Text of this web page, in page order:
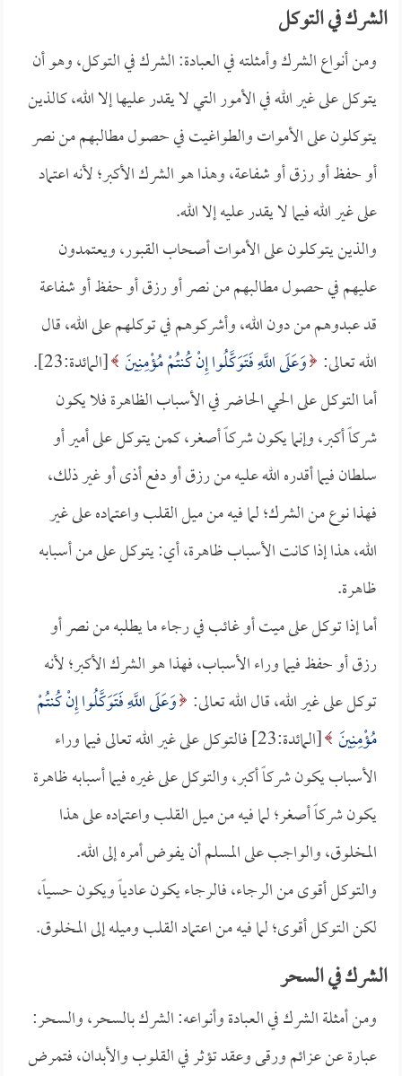
الشرك في التوكل
ومن أنواع الشرك وأمثلته في العبادة: الشرك في التوكل، وهو أن
يتوكل على غير الله في الأمور التي لا يقدر عليها إلا الله، كالذين
يتوكلون على الأموات والطواغيت في حصول مطالبهم من نصر
أو حفظ أو رزق أو شفاعة، وهذا هو الشرك الأكبر؛ لأنه اعتماد
على غير الله فيما لا يقدر عليه إلا الله.
والذين يتوكلون على الأموات أصحاب القبور، ويعتمدون
عليهم في حصول مطالبهم من نصر أو رزق أو حفظ أو شفاعة
قد عبدوهم من دون الله، وأشركوهم في توكلهم على الله، قال
الله تعالى: وَعَلَى اللَّهِ فَتَوَكَّلُوا إِنْ كُنتُمْ مُؤْمِنِينَ [المائدة:23].
أما التوكل على الحي الحاضر في الأسباب الظاهرة فلا يكون
شركاً أكبر، وإنما يكون شركاً أصغر، كمن يتوكل على أمير أو
سلطان فيما أقدره الله عليه من رزق أو دفع أذى أو غير ذلك،
فهذا نوع من الشرك؛ لما فيه من ميل القلب واعتماده على غير
الله، هذا إذا كانت الأسباب ظاهرة، أي: يتوكل على من أسبابه
ظاهرة.
أما إذا توكل على ميت أو غائب في رجاء ما يطلبه من نصر أو
رزق أو حفظ فيما وراء الأسباب، فهذا هو الشرك الأكبر؛ لأنه
توكل على غير الله، قال الله تعالى: وَعَلَى اللَّهِ فَتَوَكَّلُوا إِنْ كُنتُمْ
مُؤْمِنِينَ
[المائدة:23] فالتوكل على غير الله تعالى فيما وراء
الأسباب يكون شركاً أكبر، والتوكل على غيره فيما أسبابه ظاهرة
يكون شركاً أصغر؛ لما فيه من ميل القلب واعتماده على هذا
المخلوق، والواجب على المسلم أن يفوض أمره إلى الله.
والتوكل أقوى من الرجاء، فالرجاء يكون عادياً ويكون حسياً،
لكن التوكل أقوى؛ لما فيه من اعتماد القلب وميله إلى المخلوق.
الشرك في السحر
ومن أمثلة الشرك في العبادة وأنواعه: الشرك بالسحر، والسحر:
عبارة عن عزائم ورقى وعقد تؤثر في القلوب والأبدان، فتمرض